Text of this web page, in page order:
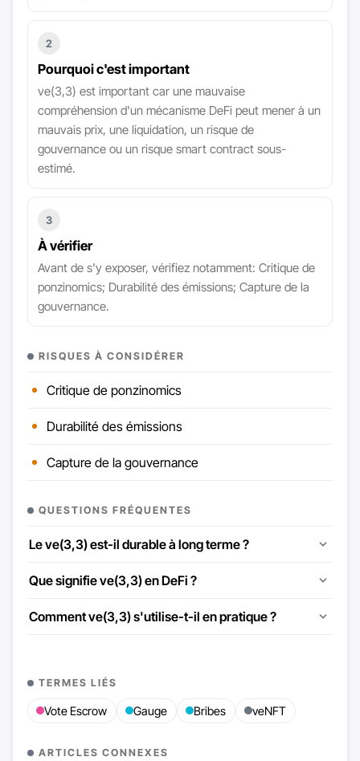
2
Pourquoi c'est important
ve(3,3) est important car une mauvaise
compréhension d'un mécanisme DeFi peut mener à un
mauvais prix, une liquidation, un risque de
gouvernance ou un risque smart contract sous-
estimé.
3
À vérifier
Avant de s'y exposer, vérifiez notamment: Critique de
ponzinomics; Durabilité des émissions; Capture de la
gouvernance.
RISQUES À CONSIDÉRER
Critique de ponzinomics
Durabilité des émissions
Capture de la gouvernance
QUESTIONS FRÉQUENTES
Le ve(3,3) est-il durable à long terme ?
Que signifie ve(3,3) en DeFi ?
Comment ve(3,3) s'utilise-t-il en pratique ?
TERMES LIÉS
Vote Escrow Gauge Bribes veNFT
ARTICLES CONNEXES